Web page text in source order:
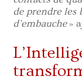
de prendre les
d’embauche»